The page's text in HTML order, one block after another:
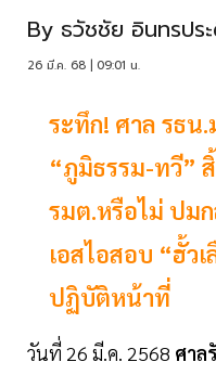
By ธวัชชัย อินทรปร
26 มี.ค. 68 | 09:01 น.
ระทึก! ศาล รธน
“ภูมิธรรม-ทวี”
รมต.หรือไม่ ปม
เอสไอสอบ “ฮั้ว
ปฏิบัติหน้าที่
วันที่ 26 มี.ค. 2568 ศาล